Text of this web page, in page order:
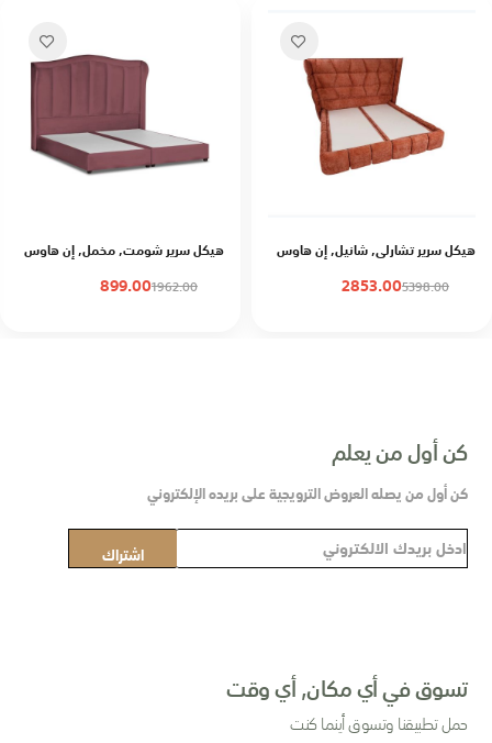
هيكل سرير تشارلي, شانيل, إن هاوس
2853.005398.00
هيكل سرير شومت, مخمل, إن هاوس
899.001962.00
كن أول من يعلم
كن أول من يصله العروض الترويجية على بريده الإلكتروني
س
ج
ش
ر
اشتراك
تسوق في أي مكان, أي وقت
حمل تطبيقنا وتسوق أينما كنت